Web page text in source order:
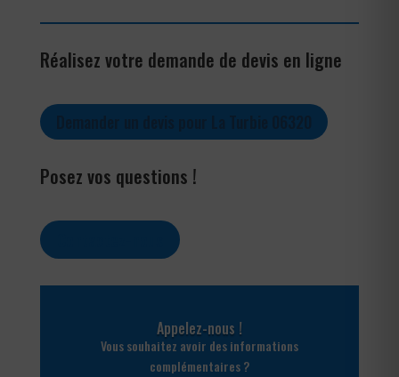
Réalisez votre demande de devis en ligne
Posez vos questions !
Appelez-nous !
Vous souhaitez avoir des informations
complémentaires ?